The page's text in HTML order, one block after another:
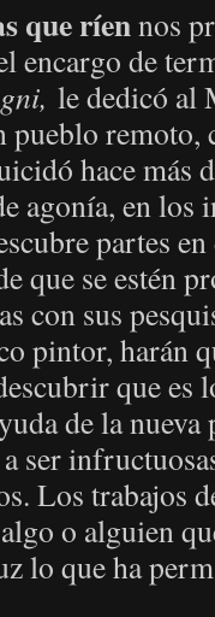
que ríennos
encargo de
le dedicó al
pueblo remoto,
hace más
agonía, en los
partes
que se estén
con sus
pintor, harán
que es
de la
ser
Los trabajos
o alguien
lo que ha